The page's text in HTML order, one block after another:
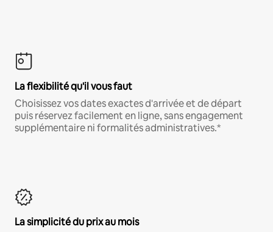
La flexibilité qu'il vous faut
Choisissez vos dates exactes d'arrivée et de départ
puis réservez facilement en ligne, sans engagement
supplémentaire ni formalités administratives.*
La simplicité du prix au mois